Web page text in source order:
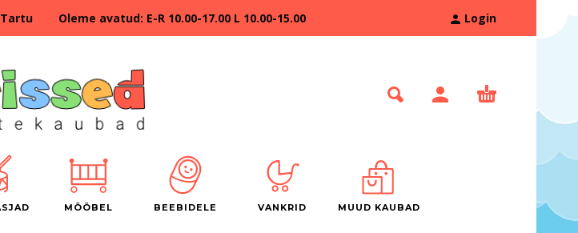
Oleme avatud: E-R 10.00-17.00 L 10.00-15.00 Login
MÖÖBEL BEEBIDELE VANKRID MUUD KAUBAD